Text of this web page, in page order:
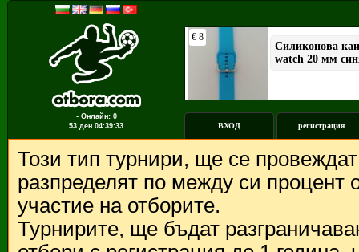
▪ Онлайн: 0
53 ден 04:39:33 ВХОД регистрация
Този тип турнири, ще се
разпределят по между си процент
участие на отборите.
Турнирите, ще бъдат